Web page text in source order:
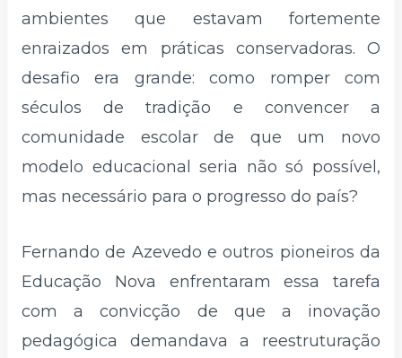
ambientes que estavam fortemente
enraizados em práticas conservadoras. O
desafio era grande: como romper com
séculos de tradição e convencer a
comunidade escolar de que um novo
modelo educacional seria não só possível,
mas necessário para o progresso do país?
Fernando de Azevedo e outros pioneiros da
Educação Nova enfrentaram essa tarefa
com a convicção de que a inovação
pedagógica demandava a reestruturação